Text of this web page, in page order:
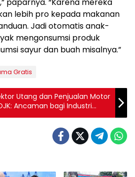
lebih pro kepada makanan
Jadi otomatis anak-
mengonsumsi produk
sayur dan buah misalnya.”
Gratis
Utang dan Penjualan Motor
OJK: Ancaman bagi Industri